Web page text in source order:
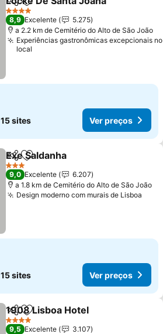
PartilharAdicionar aos favoritos
4 Estrelas
8,9 Excelente
5.275
a 2.2 km de Cemitério do Alto de São João
Experiências gastronômicas excepcionais no
local
15 sites Ver preços
PartilharAdicionar aos favoritos
Exe Saldanha
3 Estrelas
9,0 Excelente
6.207
a 1.8 km de Cemitério do Alto de São João
Design moderno com murais de Lisboa
15 sites Ver preços
PartilharAdicionar aos favoritos
1908 Lisboa Hotel
4 Estrelas
9,5 Excelente
3.107